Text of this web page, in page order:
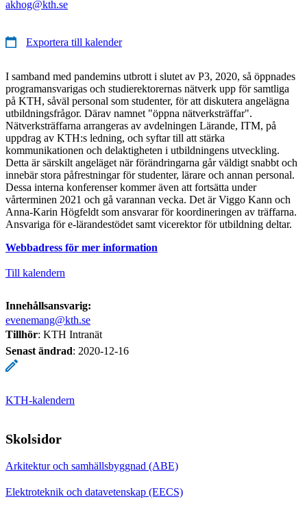
akhog@kth.se
Exportera till kalender
I samband med pandemins utbrott i slutet av P3, 2020, så öppnades
programansvarigas och studierektorernas nätverk upp för samtliga
på KTH, såväl personal som studenter, för att diskutera angelägna
utbildningsfrågor. Därav namnet "öppna nätverksträffar".
Nätverksträffarna arrangeras av avdelningen Lärande, ITM, på
uppdrag av KTH:s ledning, och syftar till att stärka
kommunikationen och delaktigheten i utbildningens utveckling.
Detta är särskilt angeläget när förändringarna går väldigt snabbt och
innebär stora påfrestningar för studenter, lärare och annan personal.
Dessa interna konferenser kommer även att fortsätta under
vårterminen 2021 och gå varannan vecka. Det är Viggo Kann och
Anna-Karin Högfeldt som ansvarar för koordineringen av träffarna.
Ansvariga för e-lärandestödet samt vicerektor för utbildning deltar.
Webbadress för mer information
Till kalendern
Innehållsansvarig:
evenemang@kth.se
Tillhör: KTH Intranät
Senast ändrad: 2020-12-16
KTH-kalendern
Skolsidor
Arkitektur och samhällsbyggnad (ABE)
Elektroteknik och datavetenskap (EECS)